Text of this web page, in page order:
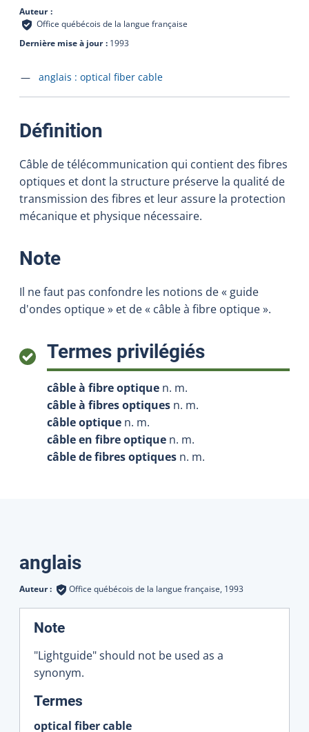
Auteur
Office québécois de la langue française
Dernière mise à jour
1993
Accéder à la fiche en
anglais : optical fiber cable
Définition
Câble de télécommunication qui contient des fibres
optiques et dont la structure préserve la qualité de
transmission des fibres et leur assure la protection
mécanique et physique nécessaire.
Note:
Il ne faut pas confondre les notions de « guide
d'ondes optique » et de « câble à fibre optique ».
Termes privilégiés:
câble à fibre optique n. m.
câble à fibres optiques n. m.
câble optique n. m.
câble en fibre optique n. m.
câble de fibres optiques n. m.
Traductions
anglais
Auteur : Office québécois de la langue française, 1993
Note:
"Lightguide" should not be used as a
synonym.
Termes
optical fiber cable